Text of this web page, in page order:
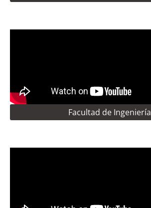
Facultad de Ingeniería